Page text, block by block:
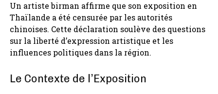
Un artiste birman affirme que son exposition en
Thaïlande a été censurée par les autorités
chinoises. Cette déclaration soulève des questions
sur la liberté d’expression artistique et les
influences politiques dans la région.
Le Contexte de l’Exposition